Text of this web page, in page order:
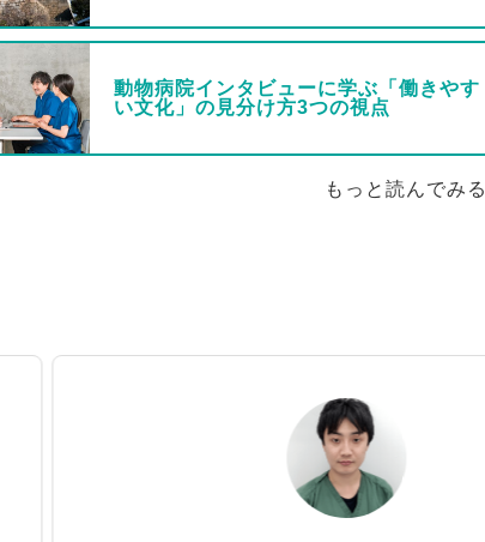
動物病院インタビューに学ぶ「働きやす
い文化」の見分け方3つの視点
もっと読んでみる